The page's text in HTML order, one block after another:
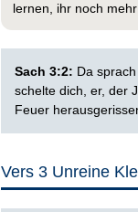
lernen, ihr noch
Sach 3:2: ‭Da
schelte dich, er, der
Feuer
Vers 3 Unreine